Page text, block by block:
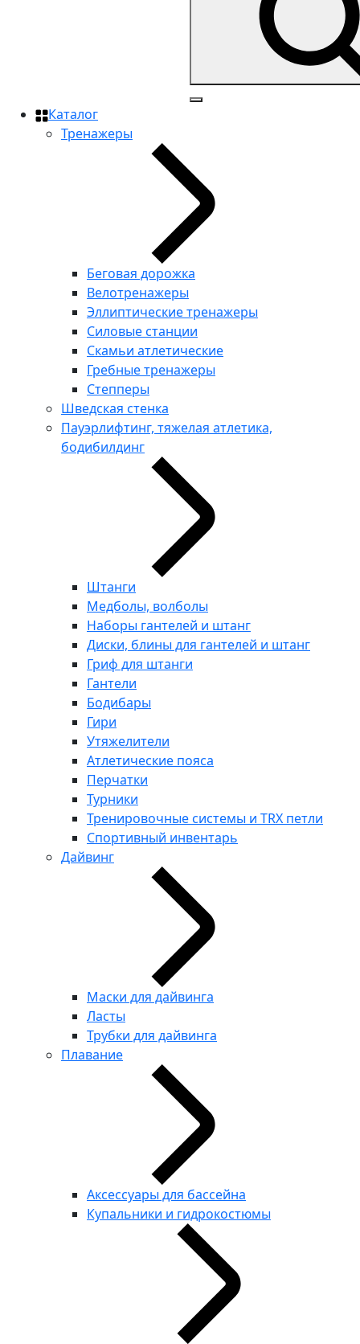
Каталог
Тренажеры
Беговая дорожка
Велотренажеры
Эллиптические тренажеры
Силовые станции
Скамьи атлетические
Гребные тренажеры
Степперы
Шведская стенка
Пауэрлифтинг, тяжелая атлетика,
бодибилдинг
Штанги
Медболы, волболы
Наборы гантелей и штанг
Диски, блины для гантелей и штанг
Гриф для штанги
Гантели
Бодибары
Гири
Утяжелители
Атлетические пояса
Перчатки
Турники
Тренировочные системы и TRX петли
Спортивный инвентарь
Дайвинг
Маски для дайвинга
Ласты
Трубки для дайвинга
Плавание
Аксессуары для бассейна
Купальники и гидрокостюмы